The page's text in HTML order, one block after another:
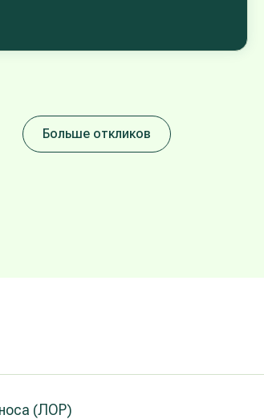
Больше откликов
(ЛОР)